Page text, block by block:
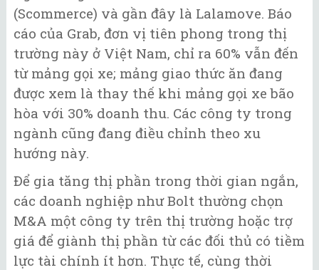
(Scommerce) và gần đây là Lalamove. Báo
cáo của Grab, đơn vị tiên phong trong thị
trường này ở Việt Nam, chỉ ra 60% vẫn đến
từ mảng gọi xe; mảng giao thức ăn đang
được xem là thay thế khi mảng gọi xe bão
hòa với 30% doanh thu. Các công ty trong
ngành cũng đang điều chỉnh theo xu
hướng này.
Để gia tăng thị phần trong thời gian ngắn,
các doanh nghiệp như Bolt thường chọn
M&A một công ty trên thị trường hoặc trợ
giá để giành thị phần từ các đối thủ có tiềm
lực tài chính ít hơn. Thực tế, cùng thời